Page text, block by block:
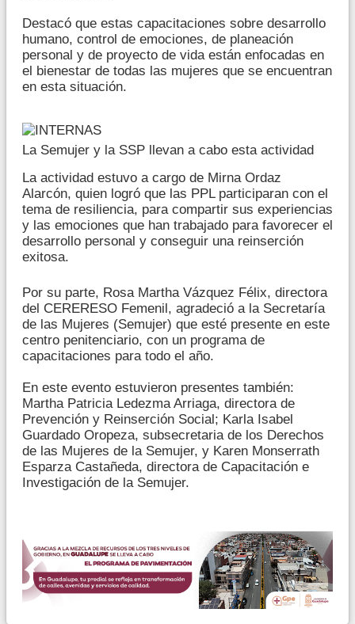
Destacó que estas capacitaciones sobre desarrollo
humano, control de emociones, de planeación
personal y de proyecto de vida están enfocadas en
el bienestar de todas las mujeres que se encuentran
en esta situación.
La Semujer y la SSP llevan a cabo esta actividad
La actividad estuvo a cargo de Mirna Ordaz
Alarcón, quien logró que las PPL participaran con el
tema de resiliencia, para compartir sus experiencias
y las emociones que han trabajado para favorecer el
desarrollo personal y conseguir una reinserción
exitosa.
Por su parte, Rosa Martha Vázquez Félix, directora
del CERERESO Femenil, agradeció a la Secretaría
de las Mujeres (Semujer) que esté presente en este
centro penitenciario, con un programa de
capacitaciones para todo el año.
En este evento estuvieron presentes también:
Martha Patricia Ledezma Arriaga, directora de
Prevención y Reinserción Social; Karla Isabel
Guardado Oropeza, subsecretaria de los Derechos
de las Mujeres de la Semujer, y Karen Monserrath
Esparza Castañeda, directora de Capacitación e
Investigación de la Semujer.